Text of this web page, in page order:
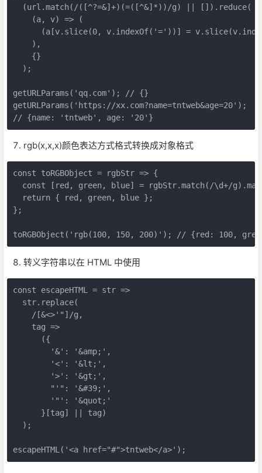
  (url.match(/([^?=&]+)(=([^&]*))/g) || []).reduce(
    (a, v) => (
(a[v.slice(0, v.indexOf('='))] =
    ),
    {}
  );
getURLParams('qq.com'); // {}
getURLParams('https://xx.com?name=tntweb&age=20');
// {name: 'tntweb', age: '20'}
rgb(x,x,x)颜色表达方式格式转换成对象格式
const toRGBObject = rgbStr => {
const [red, green, blue] = rgbStr.match(/\d+/
  return { red, green, blue };
};
toRGBObject('rgb(100, 150, 200)'); // {red: 100,
转义字符串以在 HTML 中使用
const escapeHTML = str =>
  str.replace(
    /[&<>'"]/g,
    tag =>
      ({
        '&': '&amp;',
        '<': '&lt;',
        '>': '&gt;',
        "'": '&#39;',
        '"': '&quot;'
      }[tag] || tag)
  );
escapeHTML('<a href="#">tntweb</a>');